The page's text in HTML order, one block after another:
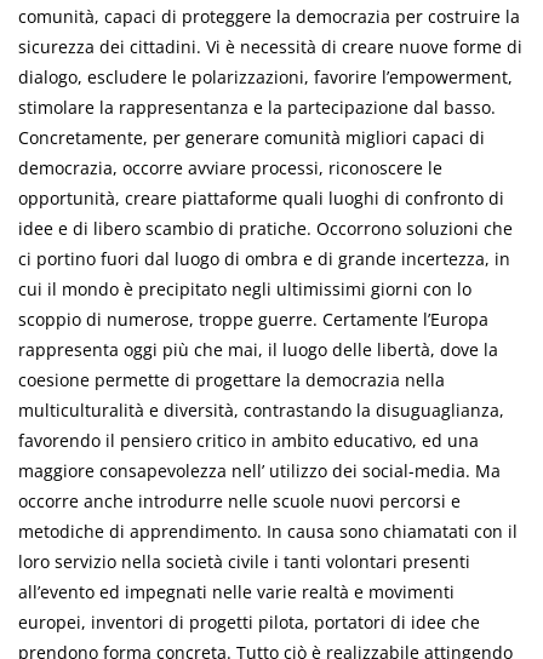
comunità, capaci di proteggere la democrazia per costruire la
sicurezza dei cittadini. Vi è necessità di creare nuove forme di
dialogo, escludere le polarizzazioni, favorire l’empowerment,
stimolare la rappresentanza e la partecipazione dal basso.
Concretamente, per generare comunità migliori capaci di
democrazia, occorre avviare processi, riconoscere le
opportunità, creare piattaforme quali luoghi di confronto di
idee e di libero scambio di pratiche. Occorrono soluzioni che
ci portino fuori dal luogo di ombra e di grande incertezza, in
cui il mondo è precipitato negli ultimissimi giorni con lo
scoppio di numerose, troppe guerre. Certamente l’Europa
rappresenta oggi più che mai, il luogo delle libertà, dove la
coesione permette di progettare la democrazia nella
multiculturalità e diversità, contrastando la disuguaglianza,
favorendo il pensiero critico in ambito educativo, ed una
maggiore consapevolezza nell’ utilizzo dei social-media. Ma
occorre anche introdurre nelle scuole nuovi percorsi e
metodiche di apprendimento. In causa sono chiamatati con il
loro servizio nella società civile i tanti volontari presenti
all’evento ed impegnati nelle varie realtà e movimenti
europei, inventori di progetti pilota, portatori di idee che
prendono forma concreta. Tutto ciò è realizzabile attingendo